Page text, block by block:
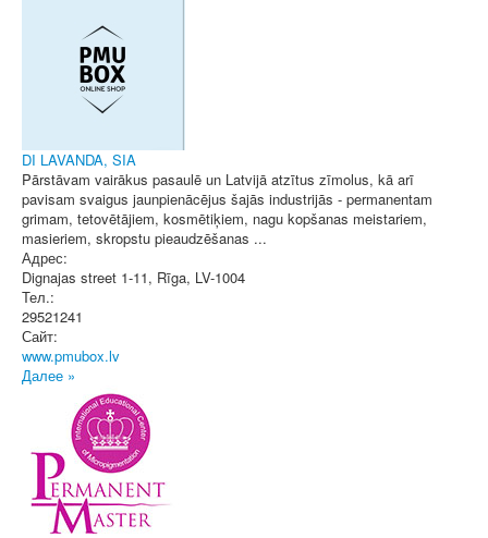
DI LAVANDA, SIA
Pārstāvam vairākus pasaulē un Latvijā atzītus zīmolus, kā arī
pavisam svaigus jaunpienācējus šajās industrijās - permanentam
grimam, tetovētājiem, kosmētiķiem, nagu kopšanas meistariem,
masieriem, skropstu pieaudzēšanas ...
Адрес:
Dignajas street 1-11, Rīga, LV-1004
Тел.:
29521241
Сайт:
www.pmubox.lv
Далее »